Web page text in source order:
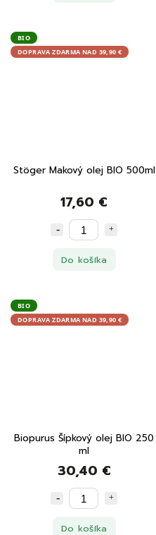
BIO
DOPRAVA ZDARMA NAD 39,90 €
Stöger Makový olej BIO 500ml
17,60 €
Do košíka
BIO
DOPRAVA ZDARMA NAD 39,90 €
Biopurus Šípkový olej BIO 250
ml
30,40 €
Do košíka